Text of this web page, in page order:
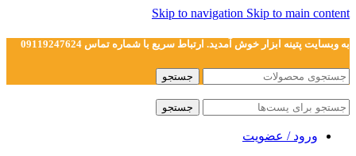
Skip to navigation Skip to main content
به وبسایت پتینه ابزار خوش آمدید. ارتباط سریع با شماره تماس 09119247624
جستجو
جستجو
ورود / عضویت